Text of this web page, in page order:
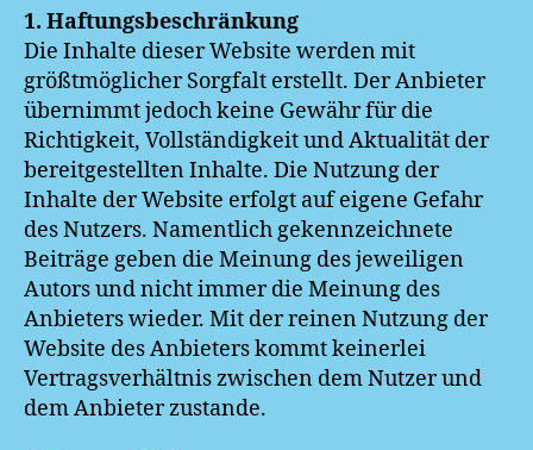
1. Haftungsbeschränkung
Die Inhalte dieser Website werden mit
größtmöglicher Sorgfalt erstellt. Der Anbieter
übernimmt jedoch keine Gewähr für die
Richtigkeit, Vollständigkeit und Aktualität der
bereitgestellten Inhalte. Die Nutzung der
Inhalte der Website erfolgt auf eigene Gefahr
des Nutzers. Namentlich gekennzeichnete
Beiträge geben die Meinung des jeweiligen
Autors und nicht immer die Meinung des
Anbieters wieder. Mit der reinen Nutzung der
Website des Anbieters kommt keinerlei
Vertragsverhältnis zwischen dem Nutzer und
dem Anbieter zustande.